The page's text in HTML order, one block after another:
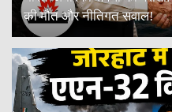
की मौत और नीतिगत सवाल!